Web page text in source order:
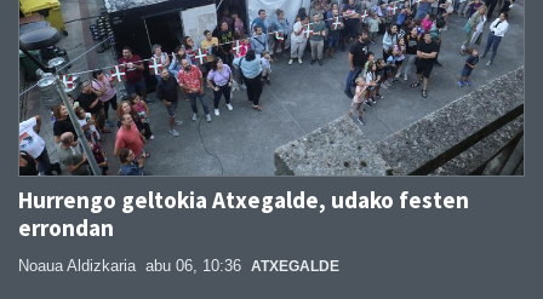
Hurrengo geltokia Atxegalde, udako festen
errondan
Noaua Aldizkaria abu 06, 10:36 ATXEGALDE